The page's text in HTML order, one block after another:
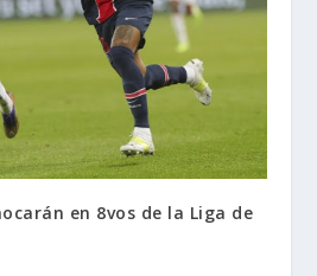
en 8vos de la Liga de